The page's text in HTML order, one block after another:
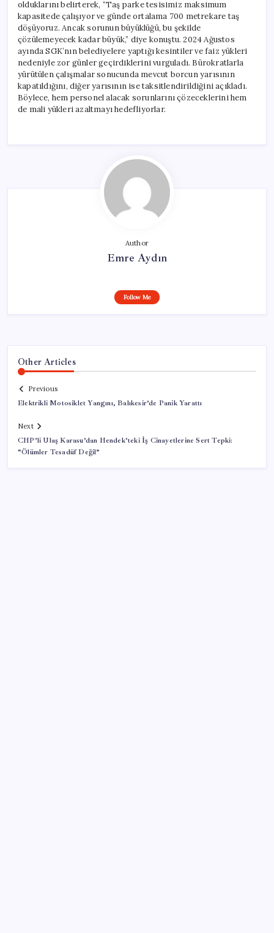
olduklarını belirterek, “Taş parke tesisimiz maksimum
kapasitede çalışıyor ve günde ortalama 700 metrekare taş
döşüyoruz. Ancak sorunun büyüklüğü, bu şekilde
çözülemeyecek kadar büyük,” diye konuştu. 2024 Ağustos
ayında SGK’nın belediyelere yaptığı kesintiler ve faiz yükleri
nedeniyle zor günler geçirdiklerini vurguladı. Bürokratlarla
yürütülen çalışmalar sonucunda mevcut borcun yarısının
kapatıldığını, diğer yarısının ise taksitlendirildiğini açıkladı.
Böylece, hem personel alacak sorunlarını çözeceklerini hem
de mali yükleri azaltmayı hedefliyorlar.
Author
Emre Aydın
Follow Me
Other Articles
Previous
Elektrikli Motosiklet Yangını, Balıkesir’de Panik Yarattı
Next
CHP’li Ulaş Karasu’dan Hendek’teki İş Cinayetlerine Sert Tepki:
“Ölümler Tesadüf Değil”